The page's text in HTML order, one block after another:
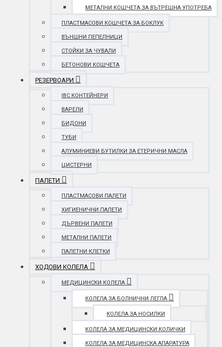
МЕТАЛНИ КОШЧЕТА ЗА ВЪТРЕШНА УПОТРЕБА
ПЛАСТМАСОВИ КОШЧЕТА ЗА БОКЛУК
ВЪНШНИ ПЕПЕЛНИЦИ
СТОЙКИ ЗА ЧУВАЛИ
БЕТОНОВИ КОШЧЕТА
РЕЗЕРВОАРИ
IBC КОНТЕЙНЕРИ
ВАРЕЛИ
БИДОНИ
ТУБИ
АЛУМИНИЕВИ БУТИЛКИ ЗА ЕТЕРИЧНИ МАСЛА
ЦИСТЕРНИ
ПАЛЕТИ
ПЛАСТМАСОВИ ПАЛЕТИ
ХИГИЕНИЧНИ ПАЛЕТИ
ДЪРВЕНИ ПАЛЕТИ
МЕТАЛНИ ПАЛЕТИ
ПАЛЕТНИ КЛЕТКИ
ХОДОВИ КОЛЕЛА
МЕДИЦИНСКИ КОЛЕЛА
КОЛЕЛА ЗА БОЛНИЧНИ ЛЕГЛА
КОЛЕЛА ЗА НОСИЛКИ
КОЛЕЛА ЗА МЕДИЦИНСКИ КОЛИЧКИ
КОЛЕЛА ЗА МЕДИЦИНСКА АПАРАТУРА